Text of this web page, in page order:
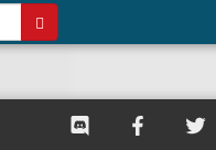
SQUARE
SQUARE